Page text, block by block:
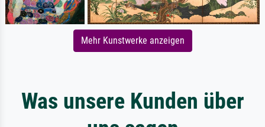
Mehr Kunstwerke anzeigen
Was unsere Kunden über